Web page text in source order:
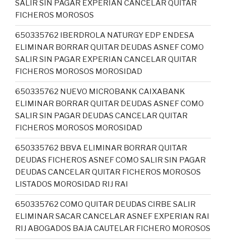
SALIR SIN PAGAR EXPERIAN CANCELAR QUITAR
FICHEROS MOROSOS
650335762 IBERDROLA NATURGY EDP ENDESA
ELIMINAR BORRAR QUITAR DEUDAS ASNEF COMO
SALIR SIN PAGAR EXPERIAN CANCELAR QUITAR
FICHEROS MOROSOS MOROSIDAD
650335762 NUEVO MICROBANK CAIXABANK
ELIMINAR BORRAR QUITAR DEUDAS ASNEF COMO
SALIR SIN PAGAR DEUDAS CANCELAR QUITAR
FICHEROS MOROSOS MOROSIDAD
650335762 BBVA ELIMINAR BORRAR QUITAR
DEUDAS FICHEROS ASNEF COMO SALIR SIN PAGAR
DEUDAS CANCELAR QUITAR FICHEROS MOROSOS
LISTADOS MOROSIDAD RIJ RAI
650335762 COMO QUITAR DEUDAS CIRBE SALIR
ELIMINAR SACAR CANCELAR ASNEF EXPERIAN RAI
RIJ ABOGADOS BAJA CAUTELAR FICHERO MOROSOS